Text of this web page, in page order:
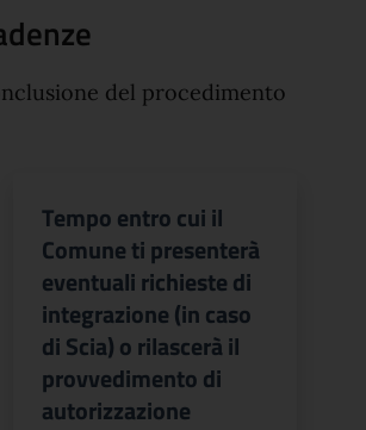
del procedimento
Tempo entro cui il
Comune ti presenterà
eventuali richieste di
integrazione (in caso
di Scia) o rilascerà il
provvedimento di
autorizzazione